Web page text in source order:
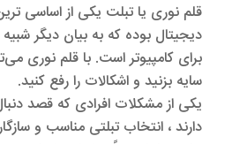
قلم نوری یا تبلت یکی از اساسی
دیجیتال بوده که به بیان دیگر
برای کامپیوتر است. با قلم نوری
سایه بزنید و اشکالات را رفع کنید.
یکی از مشکلات افرادی که قصد
دارند ، انتخاب تبلتی مناسب و